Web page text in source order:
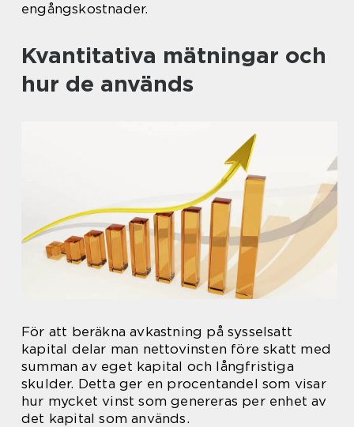
engångskostnader.
Kvantitativa mätningar och
hur de används
För att beräkna avkastning på sysselsatt
kapital delar man nettovinsten före skatt med
summan av eget kapital och långfristiga
skulder. Detta ger en procentandel som visar
hur mycket vinst som genereras per enhet av
det kapital som används.